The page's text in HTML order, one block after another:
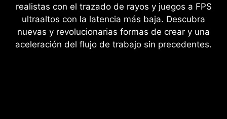
realistas con el trazado de rayos y juegos a FPS
ultraaltos con la latencia más baja. Descubra
nuevas y revolucionarias formas de crear y una
aceleración del flujo de trabajo sin precedentes.